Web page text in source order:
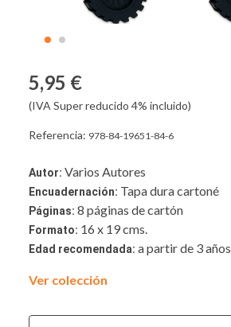
5,95 €
(IVA Super reducido 4% incluido)
Referencia: 978-84-19651-84-6
Autor: Varios Autores
Encuadernación: Tapa dura cartoné
Páginas: 8 páginas de cartón
Formato: 16 x 19 cms.
Edad recomendada: a partir de 3 años
Ver colección